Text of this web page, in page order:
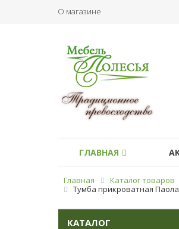
О магазине
ГЛАВНАЯ
Главная Каталог товаров
Тумба прикроватная
КАТАЛОГ